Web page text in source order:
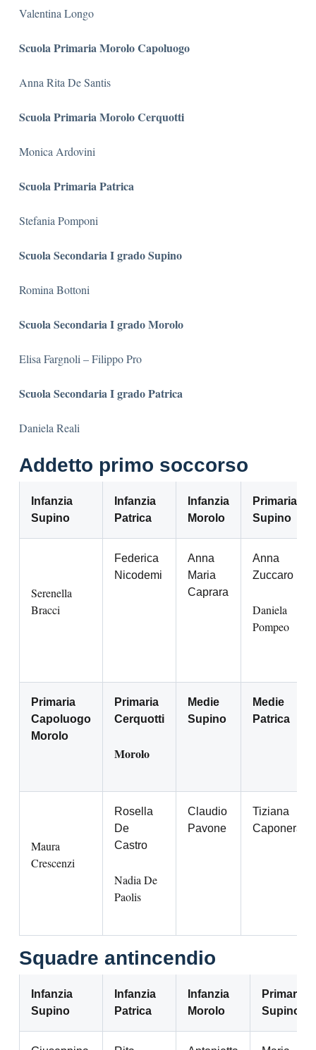
Valentina Longo
Scuola Primaria Morolo Capoluogo
Anna Rita De Santis
Scuola Primaria Morolo Cerquotti
Monica Ardovini
Scuola Primaria Patrica
Stefania Pomponi
Scuola Secondaria I grado Supino
Romina Bottoni
Scuola Secondaria I grado Morolo
Elisa Fargnoli – Filippo Pro
Scuola Secondaria I grado Patrica
Daniela Reali
Addetto primo soccorso
Infanzia
Supino
Infanzia
Patrica
Infanzia
Morolo
Primaria
Supino
Serenella
Bracci
Federica
Nicodemi
Anna
Maria
Caprara
Anna
Zuccaro
Daniela
Pompeo
Primaria
Capoluogo
Morolo
Primaria
Cerquotti
Morolo
Medie
Supino
Medie
Patrica
Maura
Crescenzi
Rosella
De
Castro
Nadia De
Paolis
Claudio
Pavone
Tiziana
Caponera
Squadre antincendio
Infanzia
Supino
Infanzia
Patrica
Infanzia
Morolo
Primaria
Supino